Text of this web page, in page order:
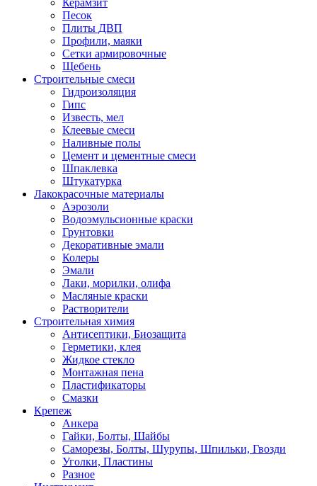
Керамзит
Песок
Плиты ДВП
Профили, маяки
Сетки армировочные
Щебень
Строительные смеси
Гидроизоляция
Гипс
Известь, мел
Клеевые смеси
Наливные полы
Цемент и цементные смеси
Шпаклевка
Штукатурка
Лакокрасочные материалы
Аэрозоли
Водоэмульсионные краски
Грунтовки
Декоративные эмали
Колеры
Эмали
Лаки, морилки, олифа
Масляные краски
Растворители
Строительная химия
Антисептики, Биозащита
Герметики, клея
Жидкое стекло
Монтажная пена
Пластификаторы
Смазки
Крепеж
Анкера
Гайки, Болты, Шайбы
Саморезы, Болты, Шурупы, Шпильки, Гвозди
Уголки, Пластины
Разное